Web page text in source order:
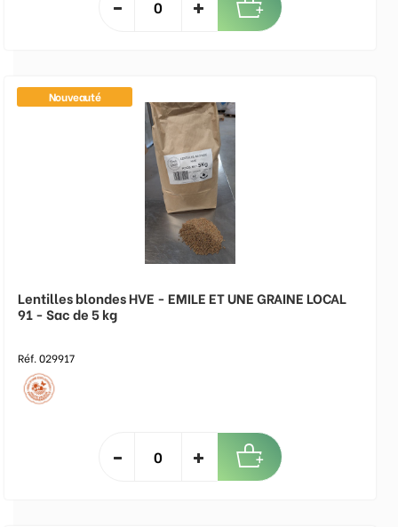
Nouveauté
Lentilles blondes HVE - EMILE ET UNE GRAINE LOCAL
91 - Sac de 5 kg
Réf. 029917